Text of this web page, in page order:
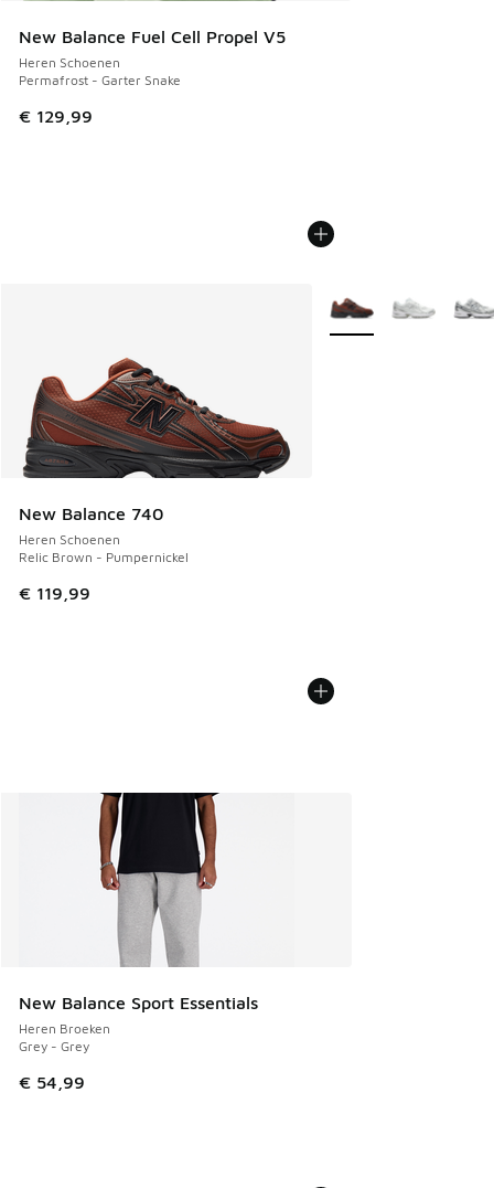
New Balance Fuel Cell Propel V5
Heren Schoenen
Permafrost - Garter Snake
€ 129,99
New Balance 740
Heren Schoenen
Relic Brown - Pumpernickel
€ 119,99
Meer kleuren
New Balance Sport Essentials
Heren Broeken
Grey - Grey
€ 54,99